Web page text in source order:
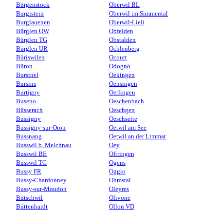
Bürgenstock
Burgistein
Burglauenen
Bürglen OW
Bürglen TG
Bürglen UR
Büriswilen
Büron
Bursinel
Bursins
Burtigny
Buseno
Büsserach
Bussigny
Bussigny-sur-Oron
Bussnang
Busswil b. Melchnau
Busswil BE
Busswil TG
Bussy FR
Bussy-Chardonney
Bussy-sur-Moudon
Bütschwil
Büttenhardt
Oberwil BL
Oberwil im Simmental
Oberwil-Lieli
Obfelden
Obstalden
Ochlenberg
Ocourt
Odogno
Oekingen
Oensingen
Oerlingen
Oeschenbach
Oeschgen
Oeschseite
Oetwil am See
Oetwil an der Limmat
Oey
Oftringen
Ogens
Oggio
Ohmstal
Oleyres
Olivone
Ollon VD